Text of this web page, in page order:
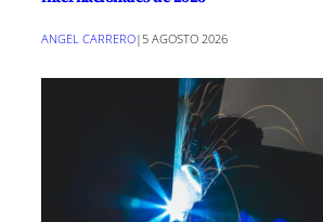
ANGEL CARRERO| 5 AGOSTO 2026